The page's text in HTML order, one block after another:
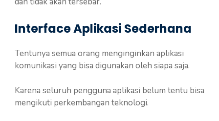
Interface Aplikasi Sederhana
Tentunya semua orang menginginkan aplikasi
komunikasi yang bisa digunakan oleh siapa saja.
Karena seluruh pengguna aplikasi belum tentu bisa
mengikuti perkembangan teknologi.